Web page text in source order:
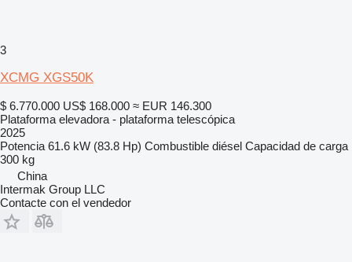
3
XCMG XGS50K
$ 6.770.000 US$ 168.000 ≈ EUR 146.300
Plataforma elevadora - plataforma telescópica
2025
Potencia 61.6 kW (83.8 Hp) Combustible diésel Capacidad de carga
300 kg
China
Intermak Group LLC
Contacte con el vendedor